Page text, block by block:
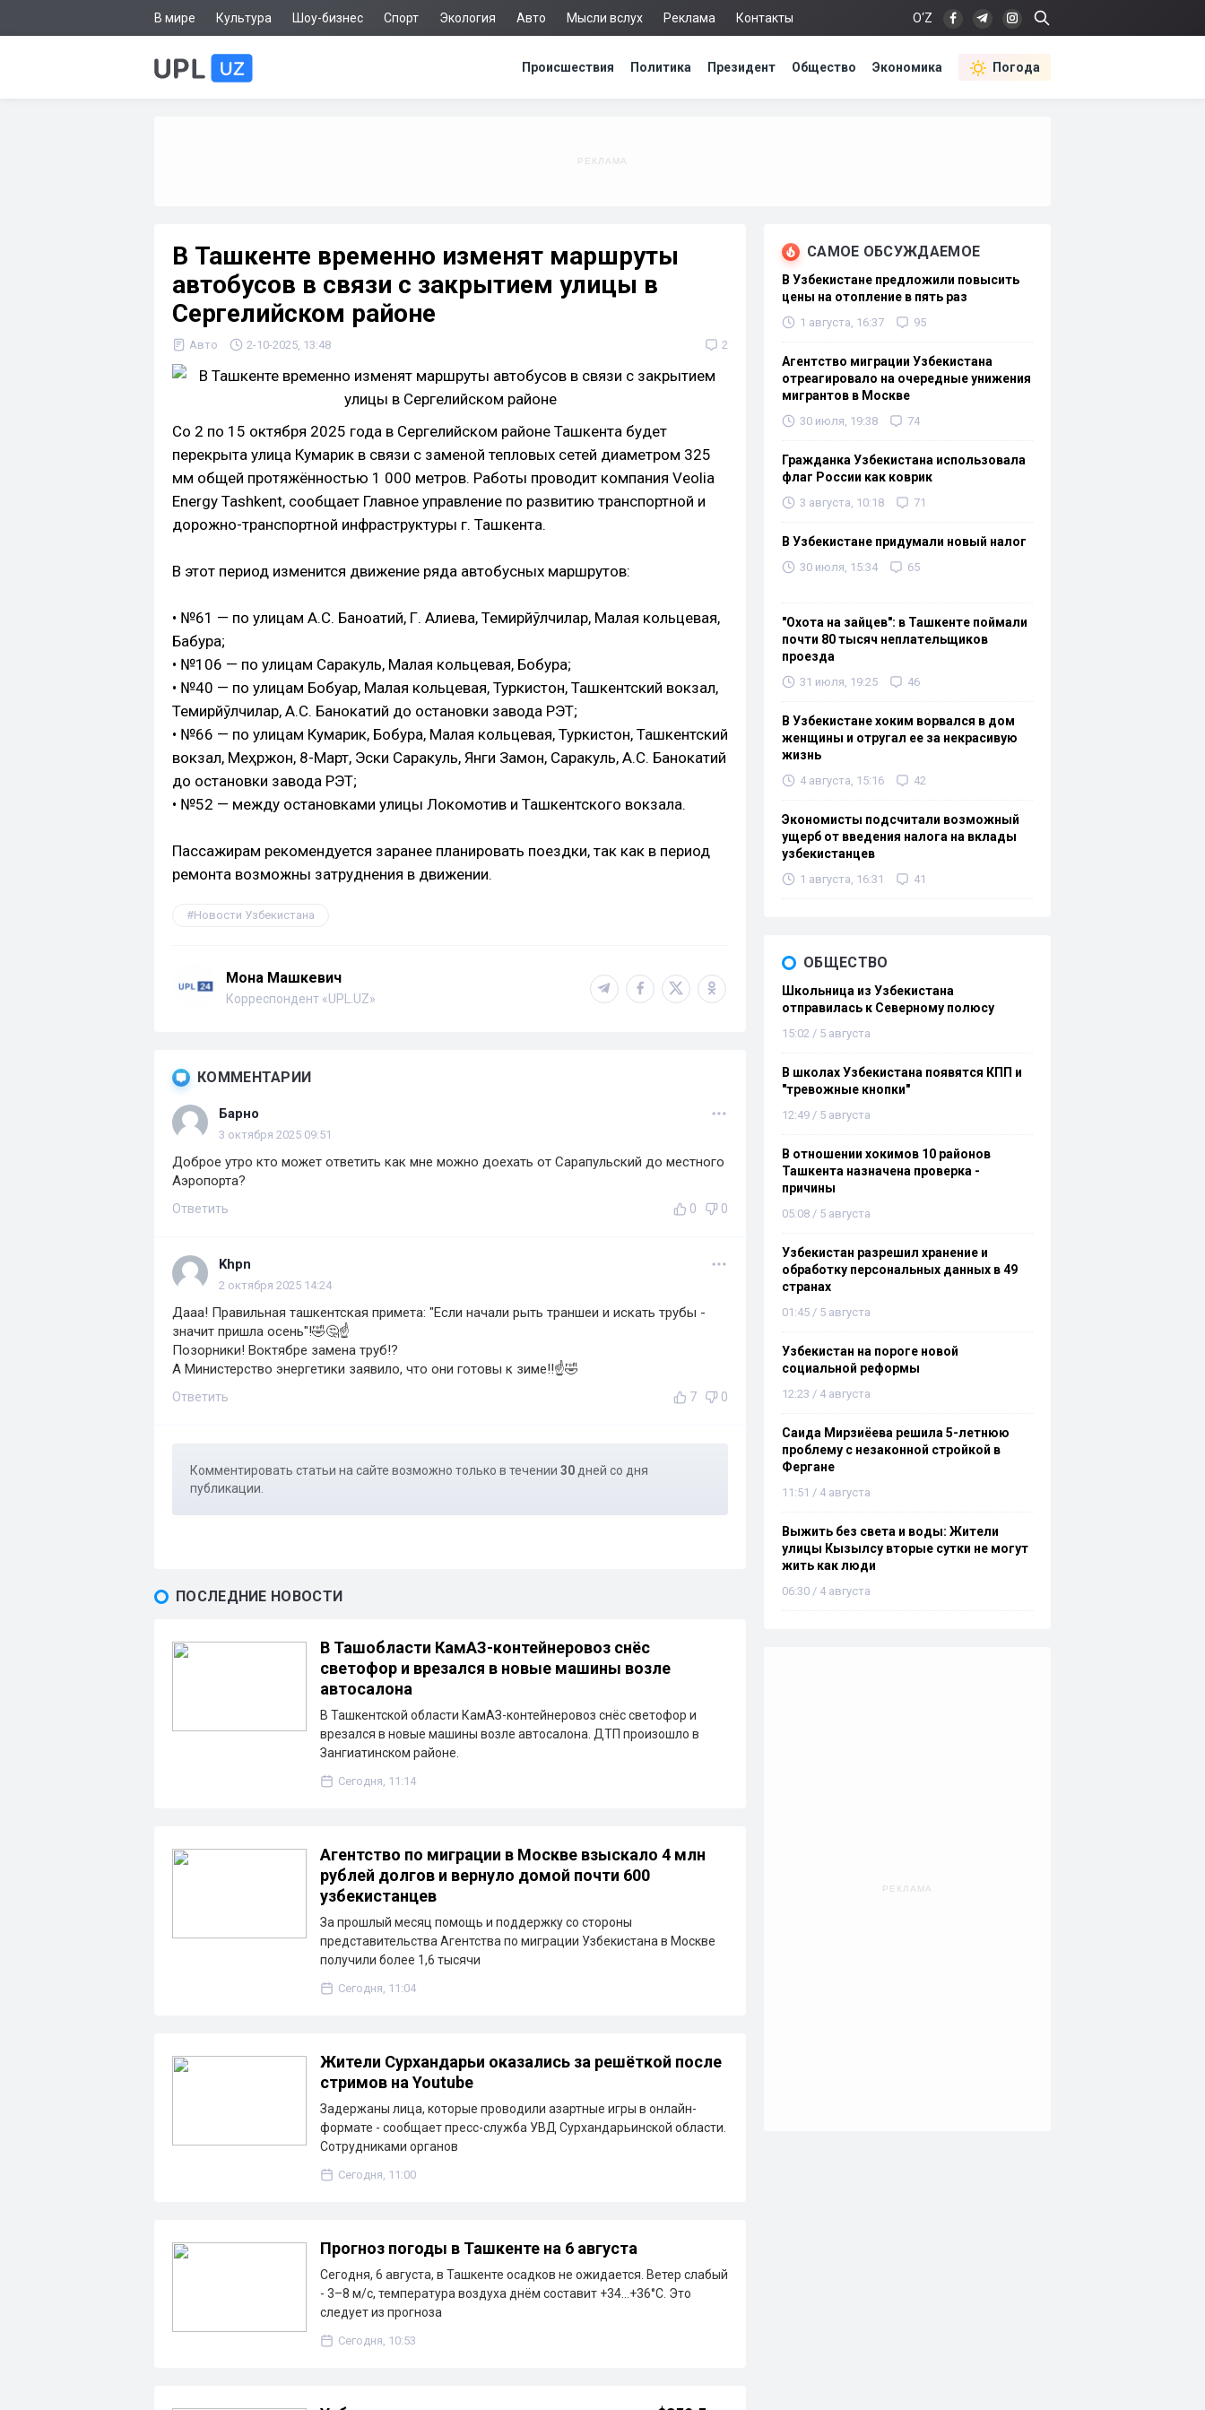
В мире Культура Шоу-бизнес Спорт Экология Авто Мысли вслух Реклама Контакты O‘Z
Происшествия Политика Президент Общество Экономика Погода
В Ташкенте временно изменят маршруты
автобусов в связи с закрытием улицы в
Сергелийском районе
Авто 2-10-2025, 13:48 2
Со 2 по 15 октября 2025 года в Сергелийском районе Ташкента будет
перекрыта улица Кумарик в связи с заменой тепловых сетей диаметром 325
мм общей протяжённостью 1 000 метров. Работы проводит компания Veolia
Energy Tashkent, сообщает Главное управление по развитию транспортной и
дорожно-транспортной инфраструктуры г. Ташкента.
В этот период изменится движение ряда автобусных маршрутов:
• №61 — по улицам А.С. Баноқатий, Г. Алиева, Темирйўлчилар, Малая кольцевая,
Бабура;
• №106 — по улицам Саракуль, Малая кольцевая, Бобура;
• №40 — по улицам Бобуар, Малая кольцевая, Туркистон, Ташкентский вокзал,
Темирйўлчилар, А.С. Банокатий до остановки завода РЭТ;
• №66 — по улицам Кумарик, Бобура, Малая кольцевая, Туркистон, Ташкентский
вокзал, Меҳржон, 8-Март, Эски Саракуль, Янги Замон, Саракуль, А.С. Банокатий
до остановки завода РЭТ;
• №52 — между остановками улицы Локомотив и Ташкентского вокзала.
Пассажирам рекомендуется заранее планировать поездки, так как в период
ремонта возможны затруднения в движении.
Новости Узбекистана
Мона Машкевич
Корреспондент «UPL.UZ»
КОММЕНТАРИИ
Барно
3 октября 2025 09:51
Доброе утро кто может ответить как мне можно доехать от Сарапульский до местного
Аэропорта?
Ответить 0 0
Khpn
2 октября 2025 14:24
Дааа! Правильная ташкентская примета: "Если начали рыть траншеи и искать трубы -
значит пришла осень"!🤣🤔☝️
Позорники! Воктябре замена труб!?
А Министерство энергетики заявило, что они готовы к зиме!!☝️🤣
Ответить 7 0
Комментировать статьи на сайте возможно только в течении 30 дней со дня
публикации.
ПОСЛЕДНИЕ НОВОСТИ
В Ташобласти КамАЗ-контейнеровоз снёс
светофор и врезался в новые машины возле
автосалона
В Ташкентской области КамАЗ-контейнеровоз снёс светофор и
врезался в новые машины возле автосалона. ДТП произошло в
Зангиатинском районе.
Сегодня, 11:14
Агентство по миграции в Москве взыскало 4 млн
рублей долгов и вернуло домой почти 600
узбекистанцев
За прошлый месяц помощь и поддержку со стороны
представительства Агентства по миграции Узбекистана в Москве
получили более 1,6 тысячи
Сегодня, 11:04
Жители Сурхандарьи оказались за решёткой после
стримов на Youtube
Задержаны лица, которые проводили азартные игры в онлайн-
формате - сообщает пресс-служба УВД Сурхандарьинской области.
Сотрудниками органов
Сегодня, 11:00
Прогноз погоды в Ташкенте на 6 августа
Сегодня, 6 августа, в Ташкенте осадков не ожидается. Ветер слабый
- 3–8 м/с, температура воздуха днём составит +34…+36°C. Это
следует из прогноза
Сегодня, 10:53
САМОЕ ОБСУЖДАЕМОЕ
В Узбекистане предложили повысить
цены на отопление в пять раз
1 августа, 16:37 95
Агентство миграции Узбекистана
отреагировало на очередные унижения
мигрантов в Москве
30 июля, 19:38 74
Гражданка Узбекистана использовала
флаг России как коврик
3 августа, 10:18 71
В Узбекистане придумали новый налог
30 июля, 15:34 65
"Охота на зайцев": в Ташкенте поймали
почти 80 тысяч неплательщиков
проезда
31 июля, 19:25 46
В Узбекистане хоким ворвался в дом
женщины и отругал ее за некрасивую
жизнь
4 августа, 15:16 42
Экономисты подсчитали возможный
ущерб от введения налога на вклады
узбекистанцев
1 августа, 16:31 41
ОБЩЕСТВО
Школьница из Узбекистана
отправилась к Северному полюсу
15:02 / 5 августа
В школах Узбекистана появятся КПП и
"тревожные кнопки"
12:49 / 5 августа
В отношении хокимов 10 районов
Ташкента назначена проверка -
причины
05:08 / 5 августа
Узбекистан разрешил хранение и
обработку персональных данных в 49
странах
01:45 / 5 августа
Узбекистан на пороге новой
социальной реформы
12:23 / 4 августа
Саида Мирзиёева решила 5-летнюю
проблему с незаконной стройкой в
Фергане
11:51 / 4 августа
Выжить без света и воды: Жители
улицы Кызылсу вторые сутки не могут
жить как люди
06:30 / 4 августа